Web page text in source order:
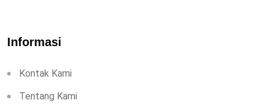
Informasi
Kontak Kami
Tentang Kami